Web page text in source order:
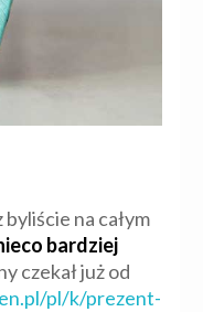
na całym
bardziej
czekał już od
pl/k/prezent-